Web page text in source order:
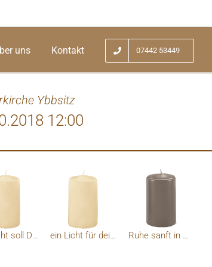
uns Kontakt 07442 53449
Ybbsitz
12:00
Erzählt lieber von mir und
Platz zwischen euch, so wie
das Licht soll Dich begleiten ! ein Licht für deine Reise Ruhe sanft in Gottes Hand